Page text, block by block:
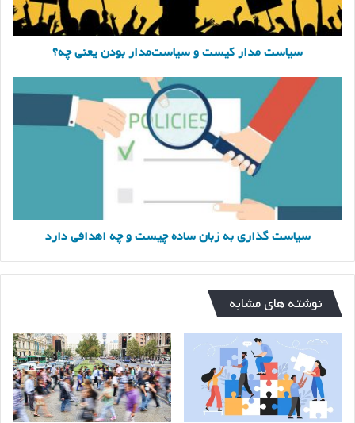
سیاست‌ مدار کیست و سیاست‌مدار بودن یعنی چه؟
سیاست
سیاست گذاری به زبان ساده چیست و چه اهدافی دارد
نوشته های مشابه